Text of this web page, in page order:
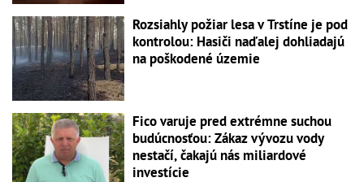
Rozsiahly požiar lesa v Trstíne je pod
kontrolou: Hasiči naďalej dohliadajú
na poškodené územie
Fico varuje pred extrémne suchou
budúcnosťou: Zákaz vývozu vody
nestačí, čakajú nás miliardové
investície